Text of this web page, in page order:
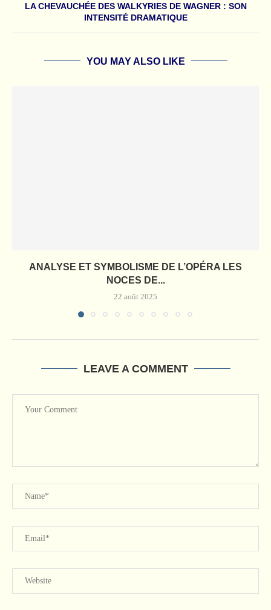
LA CHEVAUCHÉE DES WALKYRIES DE WAGNER : SON
INTENSITÉ DRAMATIQUE
YOU MAY ALSO LIKE
ANALYSE ET SYMBOLISME DE L’OPÉRA LES
NOCES DE...
22 août 2025
LEAVE A COMMENT